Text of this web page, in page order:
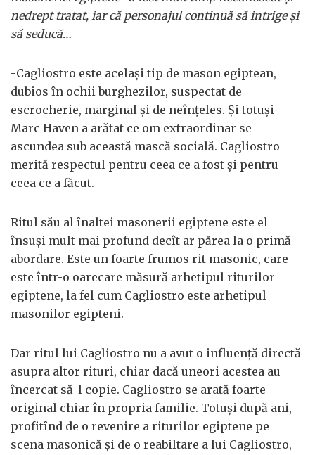
nedrept tratat, iar că personajul continuă să intrige şi
să seducă…
-Cagliostro este acelaşi tip de mason egiptean,
dubios în ochii burghezilor, suspectat de
escrocherie, marginal şi de neînţeles. Şi totuşi
Marc Haven a arătat ce om extraordinar se
ascundea sub această mască socială. Cagliostro
merită respectul pentru ceea ce a fost şi pentru
ceea ce a făcut.
Ritul său al înaltei masonerii egiptene este el
însuşi mult mai profund decît ar părea la o primă
abordare. Este un foarte frumos rit masonic, care
este într-o oarecare măsură arhetipul riturilor
egiptene, la fel cum Cagliostro este arhetipul
masonilor egipteni.
Dar ritul lui Cagliostro nu a avut o influenţă directă
asupra altor rituri, chiar dacă uneori acestea au
încercat să-l copie. Cagliostro se arată foarte
original chiar în propria familie. Totuşi după ani,
profitînd de o revenire a riturilor egiptene pe
scena masonică şi de o reabiltare a lui Cagliostro,